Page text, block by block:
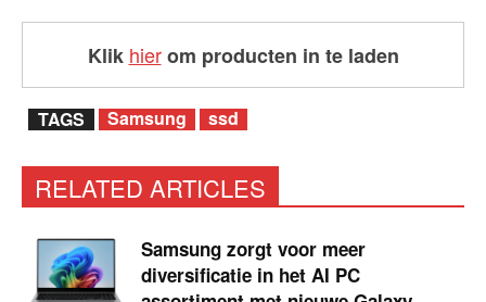
Klik hierom producten in te laden
TAGS Samsung ssd
RELATED ARTICLES
Samsung zorgt voor meer
diversificatie in het AI PC